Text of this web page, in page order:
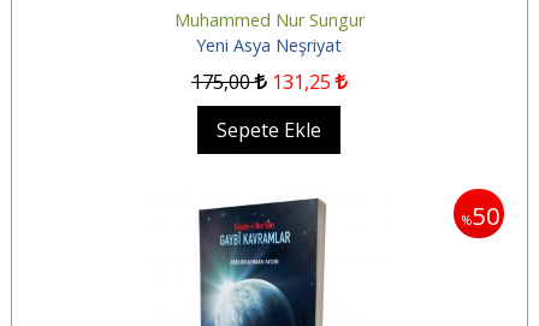
Muhammed Nur Sungur
Yeni Asya Neşriyat
175,00 131,25
Sepete Ekle
%50